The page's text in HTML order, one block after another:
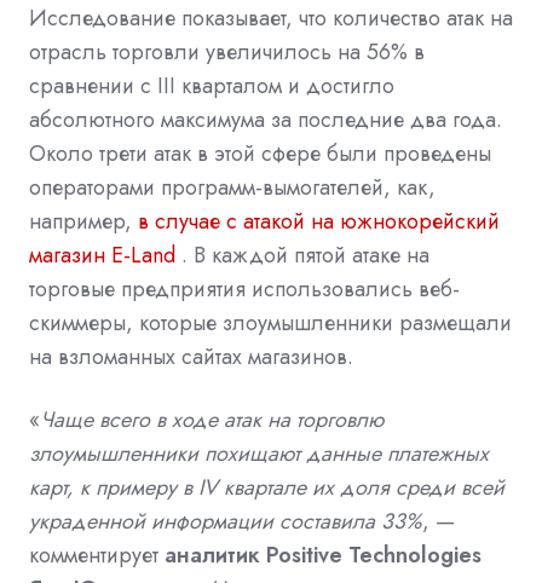
Исследование показывает, что количество атак на
отрасль торговли увеличилось на 56% в
сравнении с III кварталом и достигло
абсолютного максимума за последние два года.
Около трети атак в этой сфере были проведены
операторами программ-вымогателей, как,
например, в случае с атакой на южнокорейский
магазин E-Land . В каждой пятой атаке на
торговые предприятия использовались веб-
скиммеры, которые злоумышленники размещали
на взломанных сайтах магазинов.
«Чаще всего в ходе атак на торговлю
злоумышленники похищают данные платежных
карт, к примеру в IV квартале их доля среди всей
украденной информации составила 33%, —
комментирует аналитик Positive Technologies